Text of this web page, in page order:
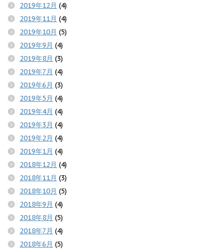
2019年12月 (4)
2019年11月 (4)
2019年10月 (5)
2019年9月 (4)
2019年8月 (3)
2019年7月 (4)
2019年6月 (3)
2019年5月 (4)
2019年4月 (4)
2019年3月 (4)
2019年2月 (4)
2019年1月 (4)
2018年12月 (4)
2018年11月 (3)
2018年10月 (5)
2018年9月 (4)
2018年8月 (5)
2018年7月 (4)
2018年6月 (5)